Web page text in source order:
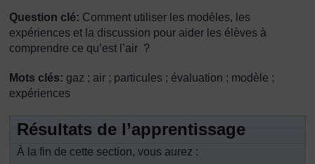
Question clé: Comment utiliser les modèles, les
expériences et la discussion pour aider les élèves à
comprendre ce qu’est l’air ?
Mots clés: gaz ; air ; particules ; évaluation ; modèle ;
expériences
Résultats de l’apprentissage
À la fin de cette section, vous aurez :